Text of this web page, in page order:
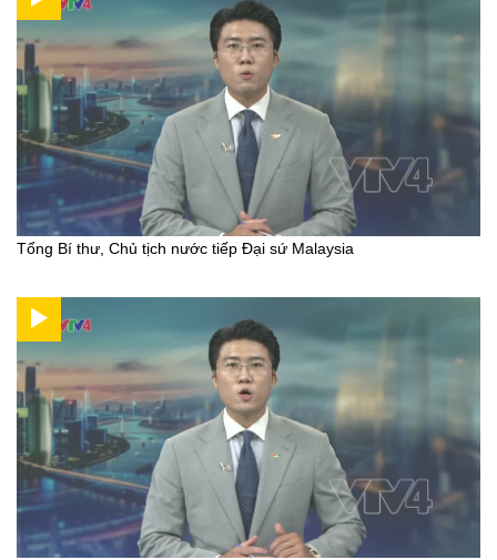
Tổng Bí thư, Chủ tịch nước tiếp Đại sứ Malaysia